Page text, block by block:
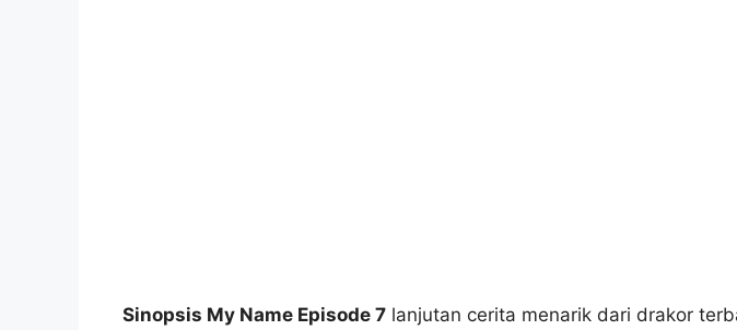
Sinopsis My Name Episode 7 lanjutan cerita menarik dari drakor